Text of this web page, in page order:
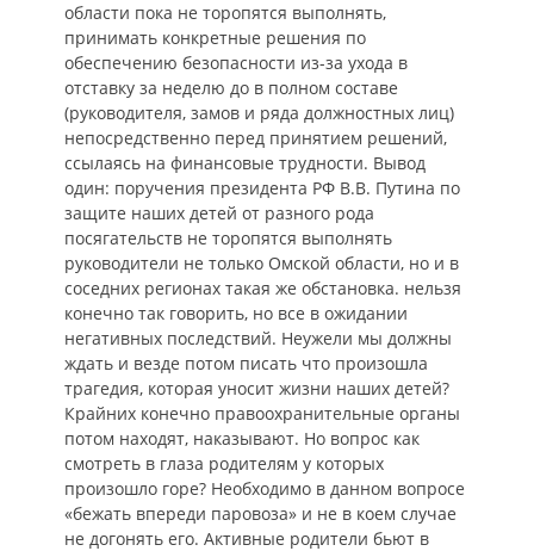
области пока не торопятся выполнять,
принимать конкретные решения по
обеспечению безопасности из-за ухода в
отставку за неделю до в полном составе
(руководителя, замов и ряда должностных лиц)
непосредственно перед принятием решений,
ссылаясь на финансовые трудности. Вывод
один: поручения президента РФ В.В. Путина по
защите наших детей от разного рода
посягательств не торопятся выполнять
руководители не только Омской области, но и в
соседних регионах такая же обстановка. нельзя
конечно так говорить, но все в ожидании
негативных последствий. Неужели мы должны
ждать и везде потом писать что произошла
трагедия, которая уносит жизни наших детей?
Крайних конечно правоохранительные органы
потом находят, наказывают. Но вопрос как
смотреть в глаза родителям у которых
произошло горе? Необходимо в данном вопросе
«бежать впереди паровоза» и не в коем случае
не догонять его. Активные родители бьют в